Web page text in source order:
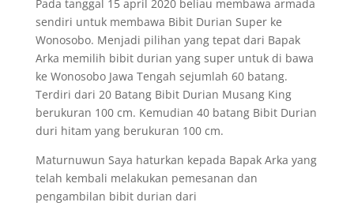
Pada tanggal 15 april 2020 beliau membawa armada
sendiri untuk membawa Bibit Durian Super ke
Wonosobo. Menjadi pilihan yang tepat dari Bapak
Arka memilih bibit durian yang super untuk di bawa
ke Wonosobo Jawa Tengah sejumlah 60 batang.
Terdiri dari 20 Batang Bibit Durian Musang King
berukuran 100 cm. Kemudian 40 batang Bibit Durian
duri hitam yang berukuran 100 cm.
Maturnuwun Saya haturkan kepada Bapak Arka yang
telah kembali melakukan pemesanan dan
pengambilan bibit durian dari